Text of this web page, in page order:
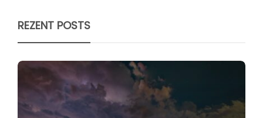
REZENT POSTS